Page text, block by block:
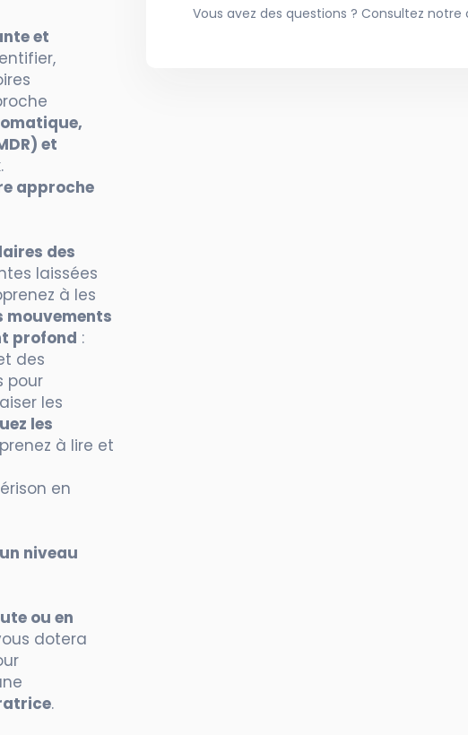
et
et
.
approche
des
laissées
à les
mouvements
profond :
des
pour
les
les
à lire et
en
niveau
ou en
dotera
.
Vous avez des questions ? Consultez